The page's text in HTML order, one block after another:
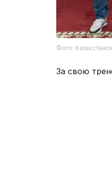
Фото:
За свою